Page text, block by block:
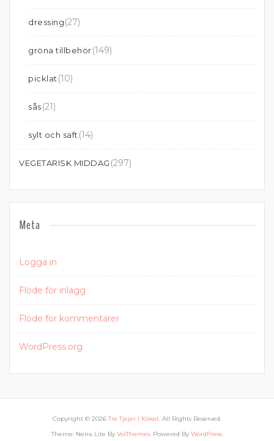
dressing(27)
gröna tillbehör(149)
picklat (10)
sås(21)
sylt och saft (14)
VEGETARISK MIDDAG (297)
Meta
Logga in
Flöde för inlägg
Flöde för kommentarer
WordPress.org
Copyright © 2026Tre Tjejer I Köket. All Rights Reserved.
Theme: Neira Lite By VolThemes. Powered By WordPress.